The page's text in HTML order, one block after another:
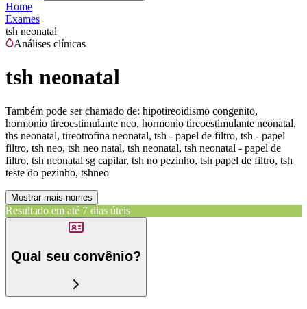
Home
Exames
tsh neonatal
Análises clínicas
tsh neonatal
Também pode ser chamado de: hipotireoidismo congenito,
hormonio tireoestimulante neo, hormonio tireoestimulante neonatal,
ths neonatal, tireotrofina neonatal, tsh - papel de filtro, tsh - papel
filtro, tsh neo, tsh neo natal, tsh neonatal, tsh neonatal - papel de
filtro, tsh neonatal sg capilar, tsh no pezinho, tsh papel de filtro, tsh
teste do pezinho, tshneo
Mostrar mais nomes
Resultado em até 7 dias úteis
Qual seu convênio?